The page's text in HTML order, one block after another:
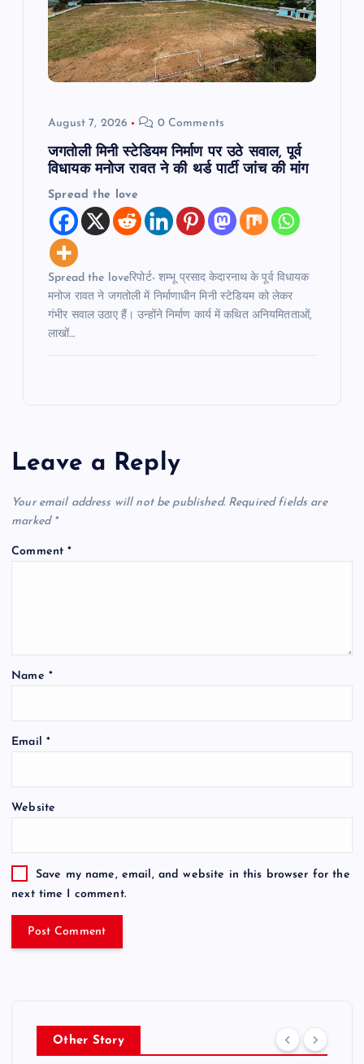
August 7, 2026 0 Comments
जगतोली मिनी स्टेडियम निर्माण पर उठे सवाल, पूर्व
विधायक मनोज रावत ने की थर्ड पार्टी जांच की मांग
Spread the love
Spread the loveरिपोर्ट- शम्भू प्रसाद केदारनाथ के पूर्व विधायक
मनोज रावत ने जगतोली में निर्माणाधीन मिनी स्टेडियम को लेकर
गंभीर सवाल उठाए हैं। उन्होंने निर्माण कार्य में कथित अनियमितताओं,
लाखों…
Leave a Reply
Your email address will not be published. Required fields are
marked *
Comment*
Name *
Email *
Website
Save my name, email, and website in this browser for the
next time I comment.
Other Story